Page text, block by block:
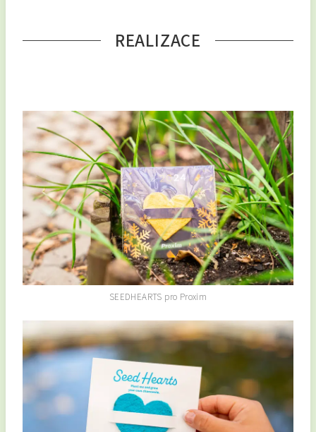
REALIZACE
SEEDHEARTS pro Proxim